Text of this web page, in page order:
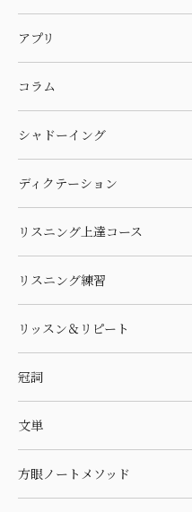
アプリ
コラム
シャドーイング
ディクテーション
リスニング上達コース
リスニング練習
リッスン＆リピート
冠詞
文単
方眼ノートメソッド